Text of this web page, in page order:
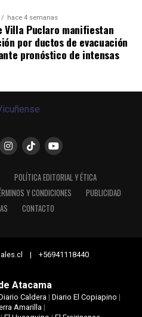
hace 4 semanas
Villa Puclaro manifiestan
por ductos de evacuación
pronóstico de intensas
POLÍTICA EDITORIAL Y ÉTICA
Y CONDICIONES
PUBLICIDAD
CONTACTO
| +56941118440
Atacama
Caldera | Diario El Copiapino |
Amarilla |